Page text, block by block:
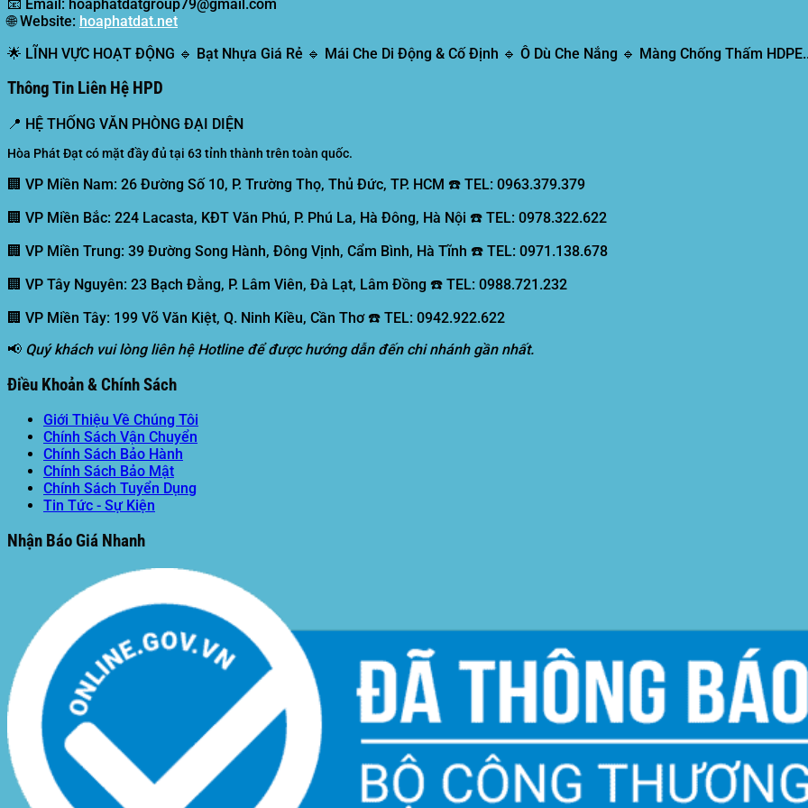
📧 Email: hoaphatdatgroup79@gmail.com
🌐Website: hoaphatdat.net
🌟 LĨNH VỰC HOẠT ĐỘNG 🔹 Bạt Nhựa Giá Rẻ 🔹 Mái Che Di Động & Cố Định 🔹 Ô Dù Che Nắng 🔹 Màng Chống Thấm
Thông Tin Liên Hệ HPD
📍 HỆ THỐNG VĂN PHÒNG ĐẠI DIỆN
Hòa Phát Đạt có mặt đầy đủ tại 63 tỉnh thành trên toàn quốc.
🏢 VP Miền Nam: 26 Đường Số 10, P. Trường Thọ, Thủ Đức, TP. HCM ☎️ TEL: 0963.379.379
🏢 VP Miền Bắc: 224 Lacasta, KĐT Văn Phú, P. Phú La, Hà Đông, Hà Nội ☎️ TEL: 0978.322.622
🏢 VP Miền Trung: 39 Đường Song Hành, Đông Vịnh, Cẩm Bình, Hà Tĩnh ☎️ TEL: 0971.138.678
🏢 VP Tây Nguyên: 23 Bạch Đằng, P. Lâm Viên, Đà Lạt, Lâm Đồng ☎️ TEL: 0988.721.232
🏢 VP Miền Tây: 199 Võ Văn Kiệt, Q. Ninh Kiều, Cần Thơ ☎️ TEL: 0942.922.622
📢 Quý khách vui lòng liên hệ Hotline để được hướng dẫn đến chi nhánh gần nhất.
Điều Khoản & Chính Sách
Giới Thiệu Về Chúng Tôi
Chính Sách Vận Chuyển
Chính Sách Bảo Hành
Chính Sách Bảo Mật
Chính Sách Tuyển Dụng
Tin Tức - Sự Kiện
Nhận Báo Giá Nhanh